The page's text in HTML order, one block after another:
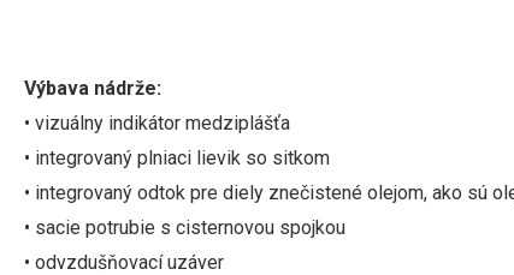
Výbava nádrže:
• vizuálny indikátor medziplášťa
• integrovaný plniaci lievik so sitkom
• integrovaný odtok pre diely znečistené olejom, ako sú
• sacie potrubie s cisternovou spojkou
• odvzdušňovací uzáver